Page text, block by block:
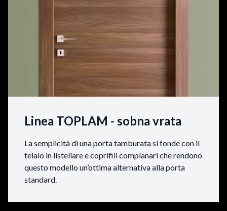
Linea TOPLAM - sobna vrata
La semplicità di una porta tamburata si fonde con il
telaio in listellare e coprifili complanari che rendono
questo modello un’ottima alternativa alla porta
standard.